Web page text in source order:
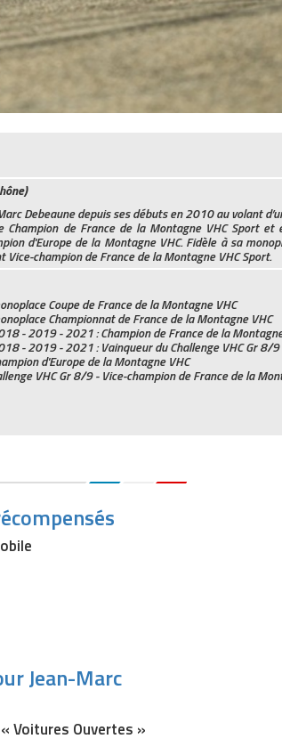
Debeaune depuis ses débuts en 2010 au volant
Champion de France de la Montagne VHC Sport
d'Europe de la Montagne VHC. Fidèle à sa
champion de France de la Montagne VHC Sport.
Coupe de France de la Montagne VHC
Championnat de France de la Montagne VHC
- 2019 - 2021 : Champion de France de la
- 2019 - 2021 : Vainqueur du Challenge VHC Gr 8/9
d'Europe de la Montagne VHC
VHC Gr 8/9 - Vice-champion de France de la
Jean-Marc
Voitures Ouvertes »